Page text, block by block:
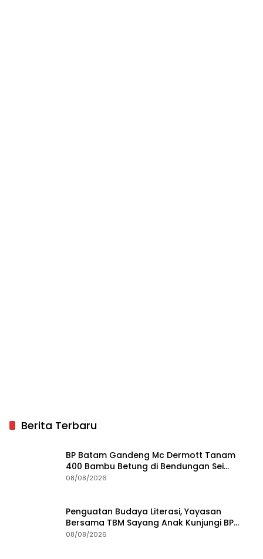
Berita Terbaru
BP Batam Gandeng Mc Dermott Tanam
400 Bambu Betung di Bendungan Sei
Nongsa
08/08/2026
Penguatan Budaya Literasi, Yayasan
Bersama TBM Sayang Anak Kunjungi BP
Batam
08/08/2026